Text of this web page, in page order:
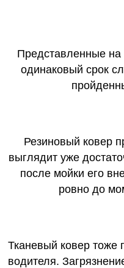
Представленные
одинаковый срок
Резиновый ковер
выглядит уже
после мойки его
ровно до
Тканевый ковер тоже
водителя.